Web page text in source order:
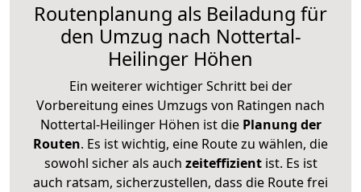
Routenplanung als Beiladung für
den Umzug nach Nottertal-
Heilinger Höhen
Ein weiterer wichtiger Schritt bei der
Vorbereitung eines Umzugs von Ratingen nach
Nottertal-Heilinger Höhen ist diePlanung der
Routen. Es ist wichtig, eine Route zu wählen, die
sowohl sicher als auch zeiteffizientist. Es ist
auch ratsam, sicherzustellen, dass die Route frei